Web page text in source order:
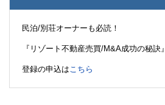
民泊/別荘オーナーも必読！
『リゾート不動産売買/M&A成功の秘訣』
登録の申込は こちら